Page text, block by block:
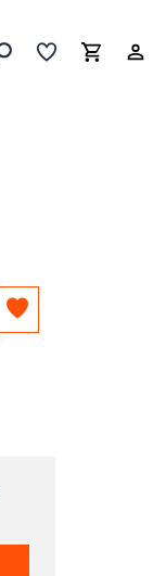
Искать товары
Выборка
Добавить